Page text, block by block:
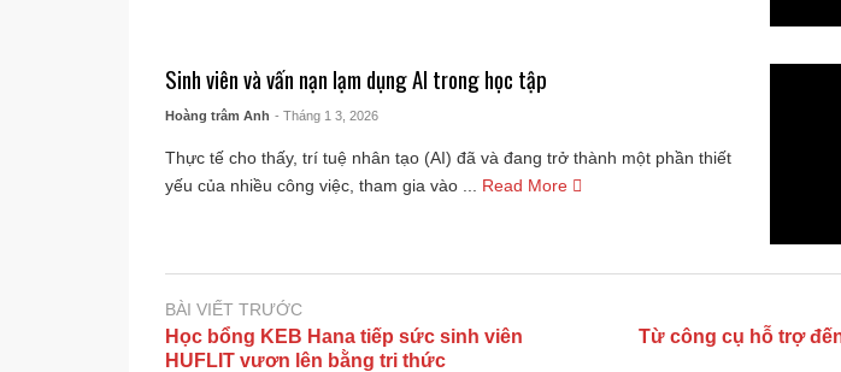
Sinh viên và vấn nạn lạm dụng AI trong học tập
Hoàng trâm Anh - Tháng 1 3, 2026
Thực tế cho thấy, trí tuệ nhân tạo (AI) đã và đang trở thành một phần thiết
yếu của nhiều công việc, tham gia vào ...
Read More
BÀI VIẾT TRƯỚC
Học bổng KEB Hana tiếp sức sinh viên
HUFLIT vươn lên bằng tri thức
Từ công cụ hỗ trợ